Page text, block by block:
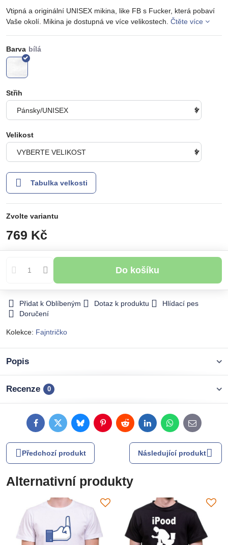
Vtipná a originální UNISEX mikina, like FB s Fucker, která pobaví
Vaše okolí. Mikina je dostupná ve více velikostech. Čtěte více
Barva
Střih
Velikost
Tabulka velkosti
Zvolte variantu
769 Kč
Do košíku
Přidat k Oblíbeným Dotaz k produktu
Hlídací pes
Doručení
Kolekce: Fajntričko
Popis
Recenze 0
FacebookTwitterBlueskyPinterestRedditLinkedInWhatsApp
E-
mail
Předchozí produkt Následující produkt
Alternativní produkty